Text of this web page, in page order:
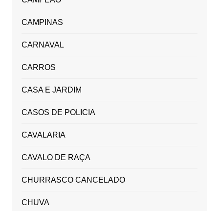
CAMPINAS
CARNAVAL
CARROS
CASA E JARDIM
CASOS DE POLICIA
CAVALARIA
CAVALO DE RAÇA
CHURRASCO CANCELADO
CHUVA